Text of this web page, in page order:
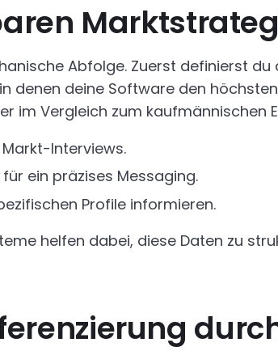
Abfolge. Zuerst definierst
denen deine Software den
im Vergleich zum kaufmännischen
Interviews.
ein präzises Messaging.
Profile informieren.
helfen dabei, diese Daten zu